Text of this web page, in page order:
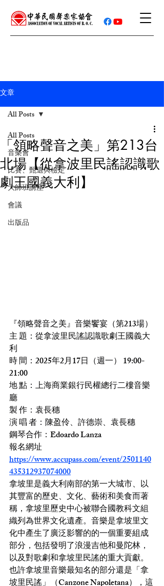
文章
All Posts
音樂會
比賽、甄選與檢定
大師班講座
會議
出版品
All Posts
「領略聲音之美」第213台
北場【從拿波里民謠認識歌
劇王國義大利】
『領略聲音之美』音樂饗宴（第213場）
主 題：從拿波里民謠認識歌劇王國義大
利
時 間：2025年2月17日（週一） 19:00-
21:00
地 點：上海商業銀行民權總行二樓音樂
廳
製 作：袁長穗
演 唱 者：陳盈伶、許德崇、袁長穗
鋼琴合作：Edoardo Lanza
報名網址
https://www.accupass.com/event/2501140
435312937074000
拿坡里是義大利南部的第一大城市、以
其豐富的歷史、文化、藝術和美食而著
稱，拿坡里歷史中心被聯合國教科文組
織列為世界文化遺產。音樂是拿坡里文
化中產生了廣泛影響的的一個重要組成
部分，包括發明了浪漫吉他和曼陀林，
以及對歌劇和拿坡里民謠的重大貢獻。
也許拿坡里音樂最知名的部分還是「拿